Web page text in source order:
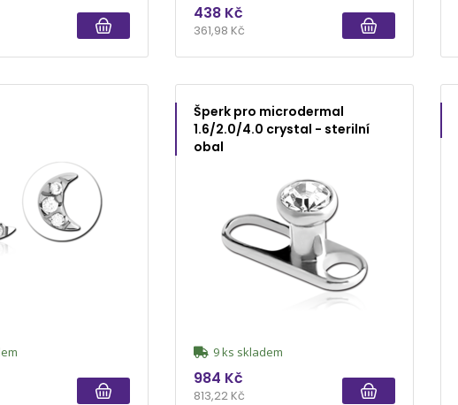
438 Kč
361,98 Kč
Šperk pro microdermal
1.6/2.0/4.0 crystal - sterilní
obal
9 ks skladem
984 Kč
813,22 Kč